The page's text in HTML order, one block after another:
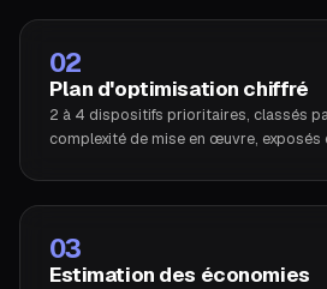
02
Plan d'optimisation chiffré
2 à 4 dispositifs prioritaires, classés
complexité de mise en œuvre,
03
Estimation des économies